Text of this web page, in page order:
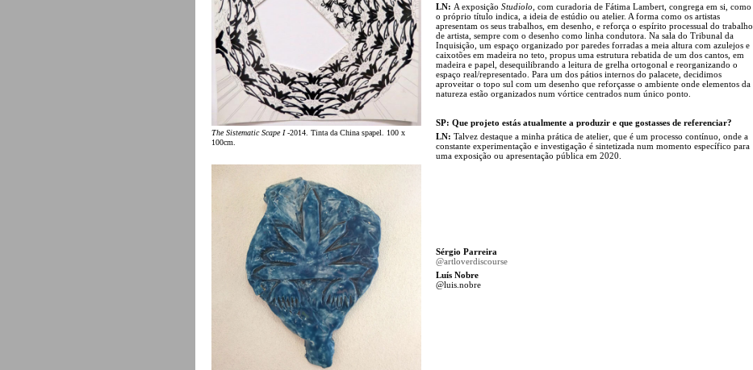
The Sistematic Scape I-2014. Tinta da China spapel. 100 x
100cm.
LN: A exposição Studiolo , com curadoria de Fátima Lambert, congrega em si, como
o próprio título indica, a ideia de estúdio ou atelier. A forma como os artistas
apresentam os seus trabalhos, em desenho, e reforça o espírito processual do trabalho
de artista, sempre com o desenho como linha condutora. Na sala do Tribunal da
Inquisição, um espaço organizado por paredes forradas a meia altura com azulejos e
caixotões em madeira no teto, propus uma estrutura rebatida de um dos cantos, em
madeira e papel, desequilibrando a leitura de grelha ortogonal e reorganizando o
espaço real/representado. Para um dos pátios internos do palacete, decidimos
aproveitar o topo sul com um desenho que reforçasse o ambiente onde elementos da
natureza estão organizados num vórtice centrados num único ponto.
SP: Que projeto estás atualmente a produzir e que gostasses de referenciar?
LN: Talvez destaque a minha prática de atelier, que é um processo contínuo, onde a
constante experimentação e investigação é sintetizada num momento específico para
uma exposição ou apresentação pública em 2020.
Sérgio Parreira
@artloverdiscourse
Luís Nobre
@luis.nobre